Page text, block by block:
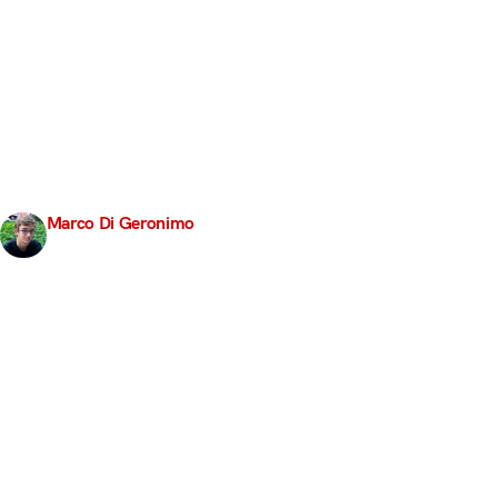
Marco Di Geronimo
18 Dicembre 2016